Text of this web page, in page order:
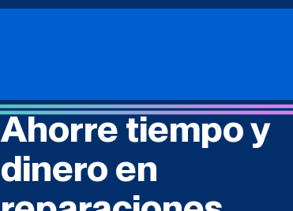
Ahorre tiempo y
dinero en